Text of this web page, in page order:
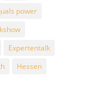
power
Expertentalk
Hessen